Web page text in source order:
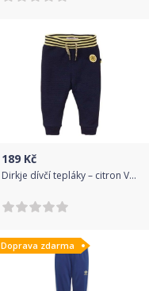
189 Kč
Dirkje dívčí tepláky – citron VD0408A 86 tmavě modrá
Doprava zdarma